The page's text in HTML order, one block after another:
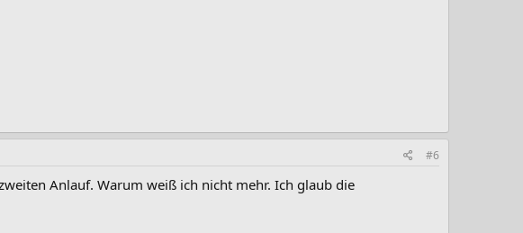
#6
Anlauf. Warum weiß ich nicht mehr. Ich glaub die